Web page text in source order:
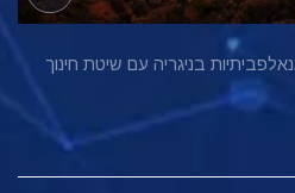
בניגריה עם שיטת חינוך